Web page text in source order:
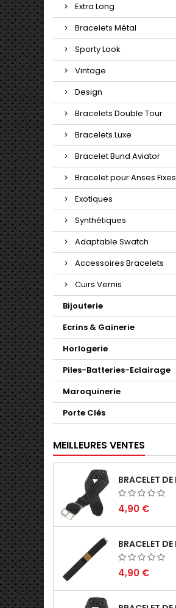
Extra Long
Bracelets Métal
Sporty Look
Vintage
Design
Bracelets Double Tour
Bracelets Luxe
Bracelet Bund Aviator
Bracelet pour Anses Fixes
Exotiques
Synthétiques
Adaptable Swatch
Accessoires Bracelets
Cuirs Vernis
Bijouterie
Ecrins & Gainerie
Horlogerie
Piles-Batteries-Eclairage
Maroquinerie
Porte Clés
MEILLEURES VENTES
4,90 €
4,90 €